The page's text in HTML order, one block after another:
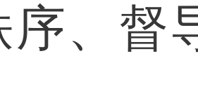
序、督